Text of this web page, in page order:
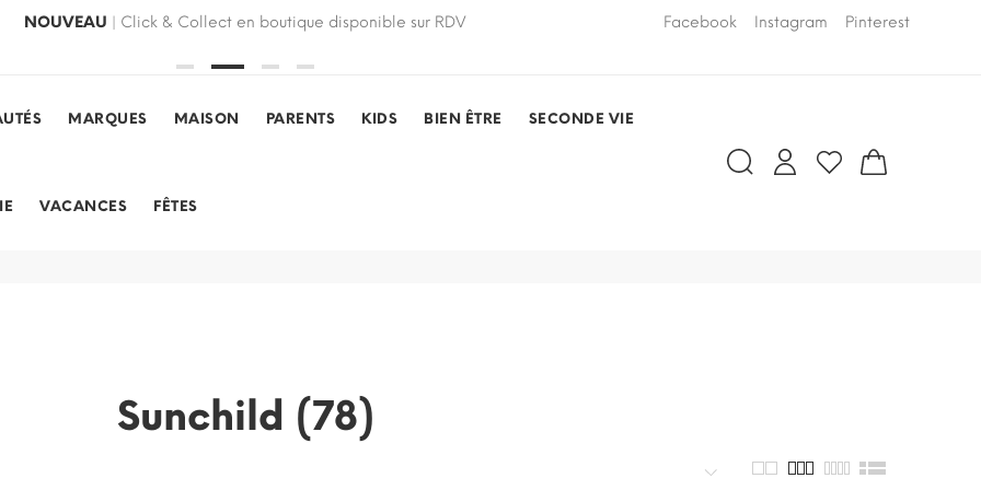
NOUVEAU | Click & Collect en boutique disponible sur RDV LIVRAISON PAR COURSIER OFFERTEdans un
Facebook Instagram Pinterest
MARQUES MAISON PARENTS KIDS BIEN ÊTRE SECONDE VIE
VACANCES FÊTES
Sunchild (78)